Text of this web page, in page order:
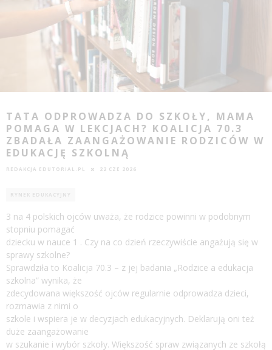
TATA ODPROWADZA DO SZKOŁY, MAMA
POMAGA W LEKCJACH? KOALICJA 70.3
ZBADAŁA ZAANGAŻOWANIE RODZICÓW W
EDUKACJĘ SZKOLNĄ
REDAKCJA EDUTORIAL.PL 22 CZE 2026
RYNEK EDUKACYJNY
3 na 4 polskich ojców uważa, że rodzice powinni w podobnym
stopniu pomagać
dziecku w nauce 1 . Czy na co dzień rzeczywiście angażują się w
sprawy szkolne?
Sprawdziła to Koalicja 70.3 – z jej badania „Rodzice a edukacja
szkolna” wynika, że
zdecydowana większość ojców regularnie odprowadza dzieci,
rozmawia z nimi o
szkole i wspiera je w decyzjach edukacyjnych. Deklarują oni też
duże zaangażowanie
w szukanie i wybór szkoły. Większość spraw związanych ze szkołą